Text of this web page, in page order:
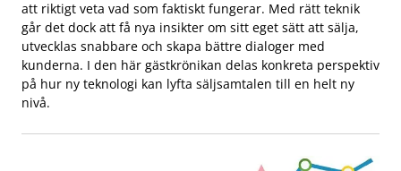
att riktigt veta vad som faktiskt fungerar. Med rätt teknik
går det dock att få nya insikter om sitt eget sätt att sälja,
utvecklas snabbare och skapa bättre dialoger med
kunderna. I den här gästkrönikan delas konkreta perspektiv
på hur ny teknologi kan lyfta säljsamtalen till en helt ny
nivå.